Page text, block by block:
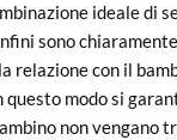
ideale di
sono
relazione con il
questo modo si
non vengano